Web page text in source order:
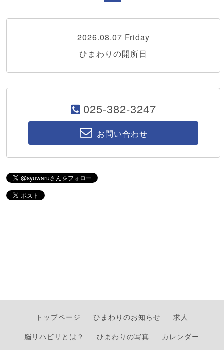
2026.08.07 Friday
ひまわりの開所日
025-382-3247
お問い合わせ
トップページ ひまわりのお知らせ
求人
脳リハビリとは？
ひまわりの写真
カレンダー